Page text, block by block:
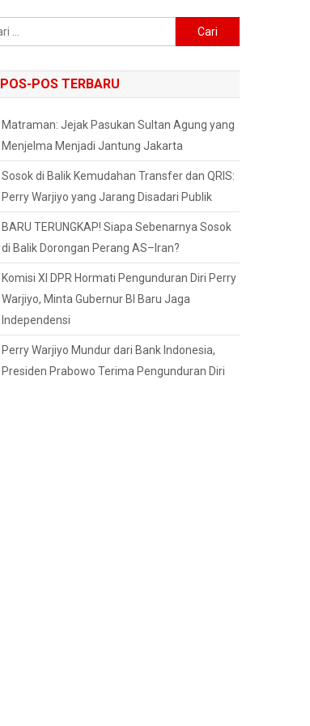
untuk:
POS-POS TERBARU
Matraman: Jejak Pasukan Sultan Agung yang
Menjelma Menjadi Jantung Jakarta
Sosok di Balik Kemudahan Transfer dan QRIS:
Perry Warjiyo yang Jarang Disadari Publik
BARU TERUNGKAP! Siapa Sebenarnya Sosok
di Balik Dorongan Perang AS–Iran?
Komisi XI DPR Hormati Pengunduran Diri Perry
Warjiyo, Minta Gubernur BI Baru Jaga
Independensi
Perry Warjiyo Mundur dari Bank Indonesia,
Presiden Prabowo Terima Pengunduran Diri